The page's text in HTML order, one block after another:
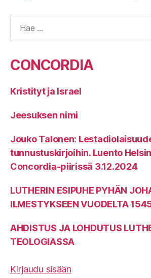
CONCORDIA
Kristityt ja Israel
Jeesuksen nimi
Jouko Talonen:
tunnustuskirjoihin. Luento
Concordia-piirissä 3.12.2024
LUTHERIN ESIPUHE PYHÄN
ILMESTYKSEEN VUODELTA
AHDISTUS JA LOHDUTUS
TEOLOGIASSA
Kirjaudu sisään